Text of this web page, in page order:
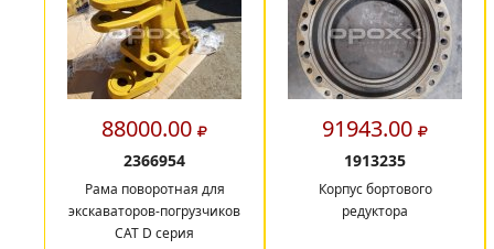
88000.00
2366954
Рама поворотная для
экскаваторов-погрузчиков
CAT D серия
91943.00
1913235
Корпус бортового
редуктора